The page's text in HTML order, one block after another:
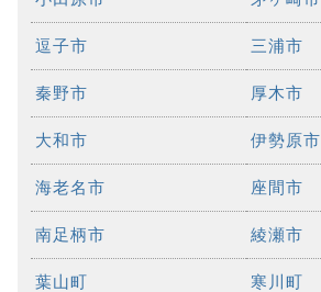
逗子市 三浦市
秦野市 厚木市
大和市 伊勢原市
海老名市 座間市
南足柄市 綾瀬市
葉山町 寒川町